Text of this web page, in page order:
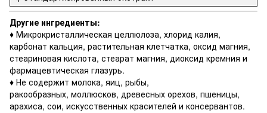
Другие ингредиенты:
♦ Микрокристаллическая целлюлоза, хлорид калия,
карбонат кальция, растительная клетчатка, оксид магния,
стеариновая кислота, стеарат магния, диоксид кремния и
фармацевтическая глазурь.
♦ Не содержит молока, яиц, рыбы,
ракообразных, моллюсков, древесных орехов, пшеницы,
арахиса, сои, искусственных красителей и консервантов.